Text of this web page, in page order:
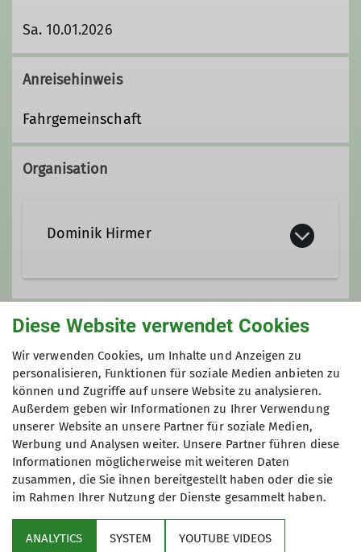
Sa. 10.01.2026
Anreisehinweis
Fahrgemeinschaft
Organisation
Dominik Hirmer
+49 8036 99883
+49 171 7667082
Kontakt aufnehmen
Qualifikationen
Trainer*in B Skihochtour
Trainer*in C MTB Guide
Anmeldung
dominik.hirmer@web.de
Anfrage senden
Anmeldung ab / bis
22.11.2025 / 06.01.2026
Diese Website verwendet Cookies
Wir verwenden Cookies, um Inhalte und Anzeigen zu
personalisieren, Funktionen für soziale Medien anbieten zu
können und Zugriffe auf unsere Website zu analysieren.
Außerdem geben wir Informationen zu Ihrer Verwendung
unserer Website an unsere Partner für soziale Medien,
Werbung und Analysen weiter. Unsere Partner führen diese
Informationen möglicherweise mit weiteren Daten
zusammen, die Sie ihnen bereitgestellt haben oder die sie
im Rahmen Ihrer Nutzung der Dienste gesammelt haben.
ANALYTICS SYSTEM YOUTUBE VIDEOS